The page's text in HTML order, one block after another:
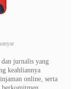
jurnalis yang
keahliannya
online, serta